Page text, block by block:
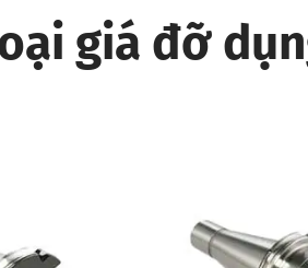
HSK-T
giá đỡ